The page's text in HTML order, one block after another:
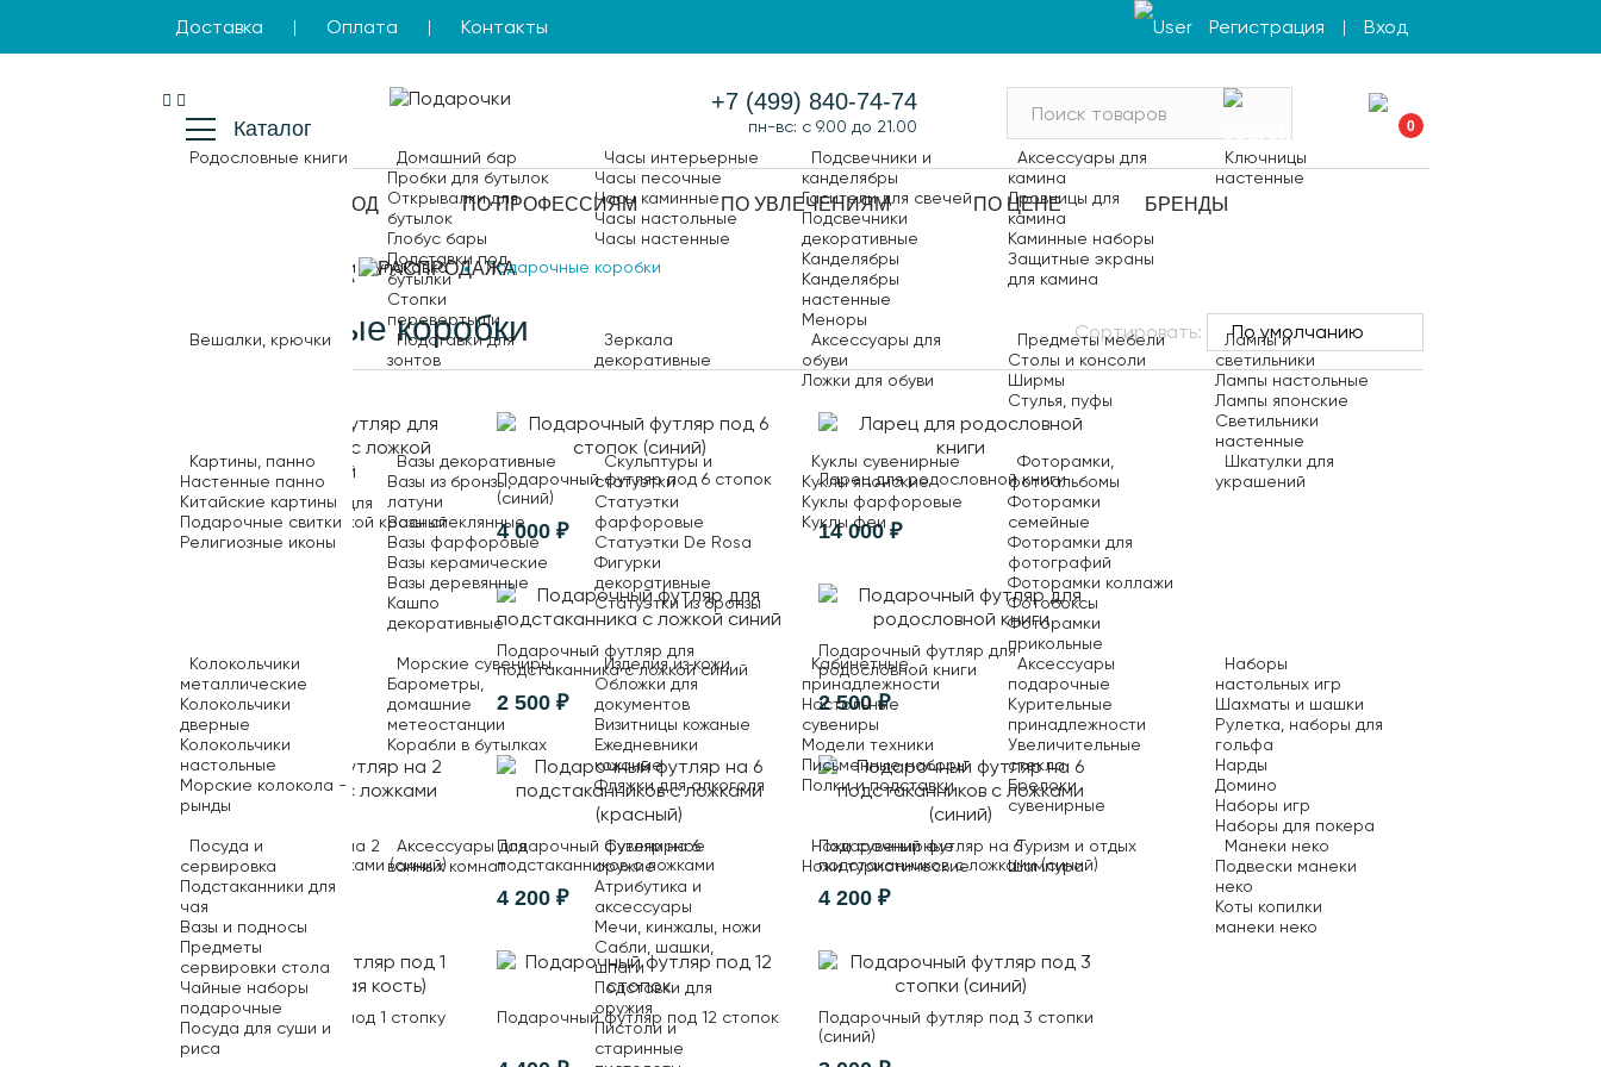
Доставка Оплата Контакты Регистрация Вход
ПОВОД ПО ПРОФЕССИЯМ ПО УВЛЕЧЕНИЯМ ПО ЦЕНЕ БРЕНДЫ
РАСПРОДАЖА
Каталог
Родословные книги
Домашний бар
Пробки для бутылок
Открывалки для
бутылок
Глобус бары
Подставки под
бутылки
Стопки
перевертыши
Часы интерьерные
Часы песочные
Часы каминные
Часы настольные
Часы настенные
Подсвечники и
канделябры
Гасители для свечей
Подсвечники
декоративные
Канделябры
Канделябры
настенные
Меноры
Аксессуары для
камина
Дровницы для
камина
Каминные наборы
Защитные экраны
для камина
Ключницы
настенные
Вешалки, крючки
Подставки для
зонтов
Зеркала
декоративные
Аксессуары для
обуви
Ложки для обуви
Предметы мебели
Столы и консоли
Ширмы
Стулья, пуфы
Лампы и
светильники
Лампы настольные
Лампы японские
Светильники
настенные
Картины, панно
Настенные панно
Китайские картины
Подарочные свитки
Религиозные иконы
Вазы декоративные
Вазы из бронзы,
латуни
Вазы стеклянные
Вазы фарфоровые
Вазы керамические
Вазы деревянные
Кашпо
декоративные
Скульптуры и
статуэтки
Статуэтки
фарфоровые
Статуэтки De Rosa
Фигурки
декоративные
Статуэтки из бронзы
Куклы сувенирные
Куклы японские
Куклы фарфоровые
Куклы феи
Фоторамки,
фотоальбомы
Фоторамки
семейные
Фоторамки для
фотографий
Фоторамки коллажи
Фотобоксы
Фоторамки
прикольные
Шкатулки для
украшений
Колокольчики
металлические
Колокольчики
дверные
Колокольчики
настольные
Морские колокола -
рынды
Морские сувениры
Барометры,
домашние
метеостанции
Корабли в бутылках
Изделия из кожи
Обложки для
документов
Визитницы кожаные
Ежедневники
кожаные
Фляжки для алкоголя
Кабинетные
принадлежности
Настольные
сувениры
Модели техники
Письменные наборы
Полки и подставки
Аксессуары
подарочные
Курительные
принадлежности
Увеличительные
стекла
Брелоки
сувенирные
Наборы
настольных игр
Шахматы и шашки
Рулетка, наборы для
гольфа
Нарды
Домино
Наборы игр
Наборы для покера
Посуда и
сервировка
Подстаканники для
чая
Вазы и подносы
Предметы
сервировки стола
Чайные наборы
подарочные
Посуда для суши и
риса
Аксессуары для
ванных комнат
Сувенирное
оружие
Атрибутика и
аксессуары
Мечи, кинжалы, ножи
Сабли, шашки,
шпаги
Подставки для
оружия
Пистоли и
старинные
Ножи сувенирные
Ножи туристические
Туризм и отдых
Шампура
Манеки неко
Подвески манеки
неко
Коты копилки
манеки неко
+7 (499) 840-74-74
пн-вс: с 9.00 до 21.00 0
Открытки и упаковка Подарочные коробки
Подарочные коробки Сортировать:
Подарочный футляр для
подстаканника с ложкой красный
2 500 ₽
Подарочный футляр под 6 стопок
(синий)
4 000 ₽
Ларец для родословной книги
14 000 ₽
Подарочный футляр для
подстаканника с ложкой синий
2 500 ₽
Подарочный футляр для
родословной книги
2 500 ₽
Подарочный футляр на 2
подстаканника с ложками (синий)
3 500 ₽
Подарочный футляр на 6
подстаканников с ложками
4 200 ₽
Подарочный футляр на 6
подстаканников с ложками (синий)
4 200 ₽
Подарочный футляр под 1 стопку
(слоновая кость)
Подарочный футляр под 12 стопок
Подарочный футляр под 3 стопки
(синий)